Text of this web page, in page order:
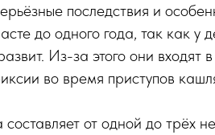
последствия и
до одного года, так как у
Из-за этого они входят
во время приступов
от одной до трёх